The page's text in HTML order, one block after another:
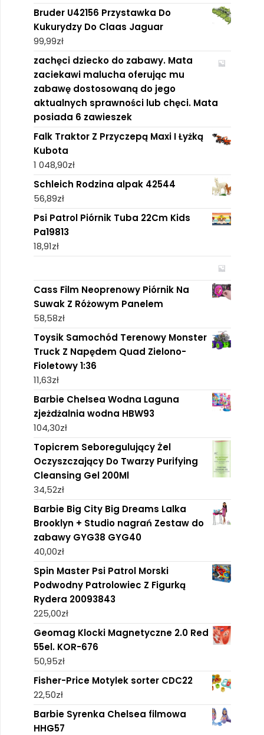
Bruder U42156 Przystawka Do
Kukurydzy Do Claas Jaguar
99,99zł
zachęci dziecko do zabawy. Mata
zaciekawi malucha oferując mu
zabawę dostosowaną do jego
aktualnych sprawności lub chęci. Mata
posiada 6 zawieszek
Falk Traktor Z Przyczepą Maxi I Łyżką
Kubota
1 048,90zł
Schleich Rodzina alpak 42544
56,89zł
Psi Patrol Piórnik Tuba 22Cm Kids
Pa19813
18,91zł
Cass Film Neoprenowy Piórnik Na
Suwak Z Różowym Panelem
58,58zł
Toysik Samochód Terenowy Monster
Truck Z Napędem Quad Zielono-
Fioletowy 1:36
11,63zł
Barbie Chelsea Wodna Laguna
zjeżdżalnia wodna HBW93
104,30zł
Topicrem Seboregulujący Żel
Oczyszczający Do Twarzy Purifying
Cleansing Gel 200Ml
34,52zł
Barbie Big City Big Dreams Lalka
Brooklyn + Studio nagrań Zestaw do
zabawy GYG38 GYG40
40,00zł
Spin Master Psi Patrol Morski
Podwodny Patrolowiec Z Figurką
Rydera 20093843
225,00zł
Geomag Klocki Magnetyczne 2.0 Red
55el. KOR-676
50,95zł
Fisher-Price Motylek sorter CDC22
22,50zł
Barbie Syrenka Chelsea filmowa
HHG57